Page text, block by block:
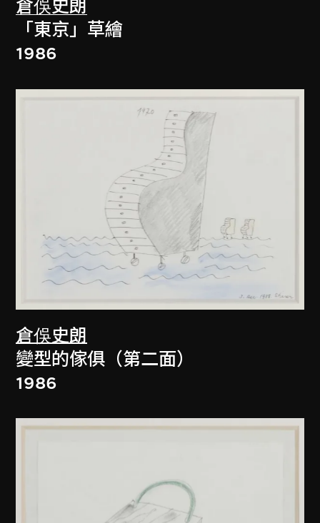
倉俁史朗
「東京」草繪
1986
倉俁史朗
變型的傢俱（第二面）
1986